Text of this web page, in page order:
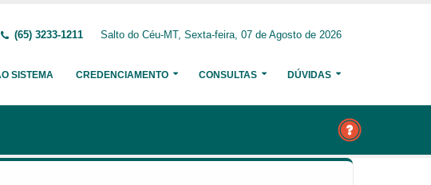
(65) 3233-1211 Salto do Céu-MT, Sexta-feira, 07 de Agosto de 2026
SISTEMA CREDENCIAMENTO CONSULTAS DÚVIDAS